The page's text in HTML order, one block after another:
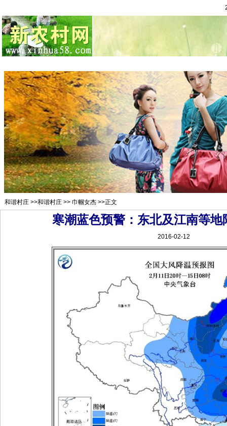
和谐村庄 >>和谐村庄 >> 巾帼女杰 >>正文
寒潮蓝色预警：东北及江南等
2016-02-12